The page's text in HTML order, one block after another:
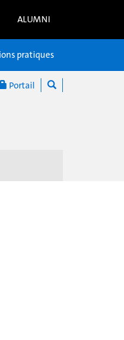
ALUMNI
Portail
pratiques